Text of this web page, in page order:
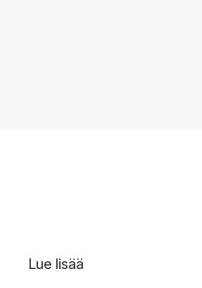
Lue lisää